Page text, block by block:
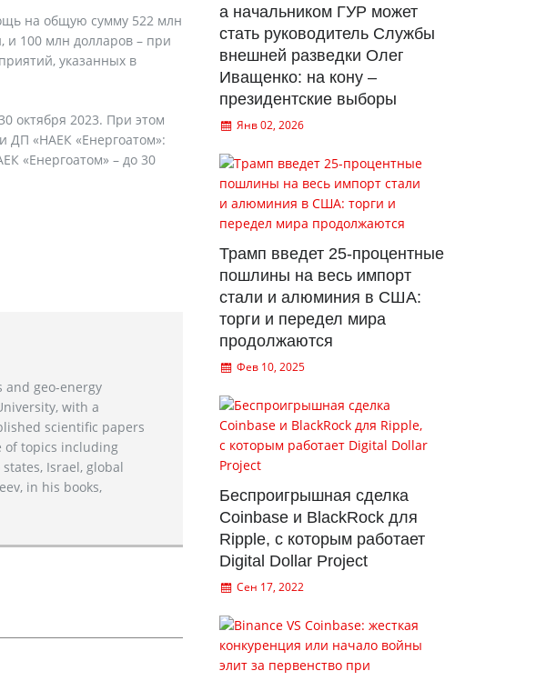
на общую сумму 522 млн
100 млн долларов – при
указанных в
октября 2023. При этом
ДП «НАЕК «Енергоатом»:
«Енергоатом» – до 30
and geo-energy
with a
scientific papers
of topics including
Israel, global
in his books,
а начальником ГУР может
стать руководитель Службы
внешней разведки Олег
Иващенко: на кону –
президентские выборы
Янв 02, 2026
Трамп введет 25-процентные
пошлины на весь импорт
стали и алюминия в США:
торги и передел мира
продолжаются
Фев 10, 2025
Беспроигрышная сделка
Coinbase и BlackRock для
Ripple, с которым работает
Digital Dollar Project
Сен 17, 2022